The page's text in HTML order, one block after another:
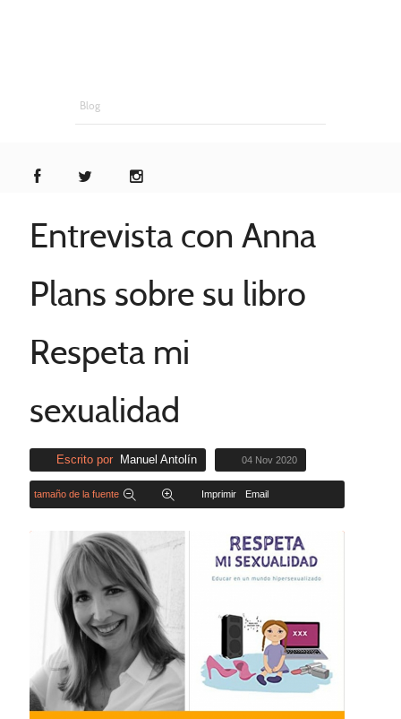
Blog
Entrevista con Anna
Plans sobre su libro
Respeta mi
sexualidad
Escrito por Manuel Antolín 04 Nov 2020
tamaño de la fuente Imprimir Email